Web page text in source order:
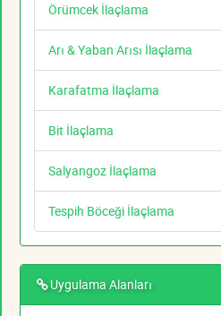
Örümcek İlaçlama
Arı & Yaban Arısı İlaçlama
Karafatma İlaçlama
Bit İlaçlama
Salyangoz İlaçlama
Tespih Böceği İlaçlama
Uygulama Alanları